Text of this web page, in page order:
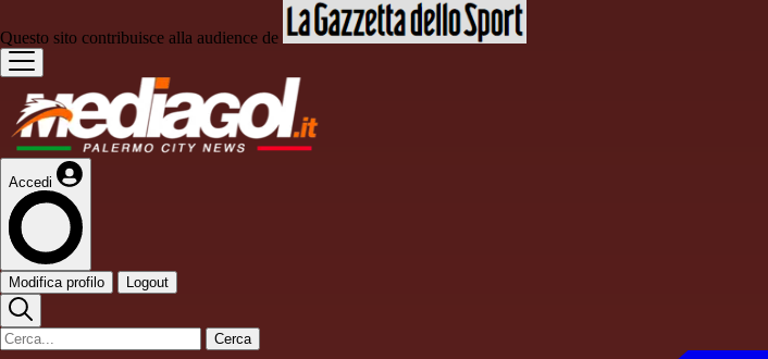
Questo sito contribuisce alla audience de
Accedi
Modifica profilo Logout
Cerca